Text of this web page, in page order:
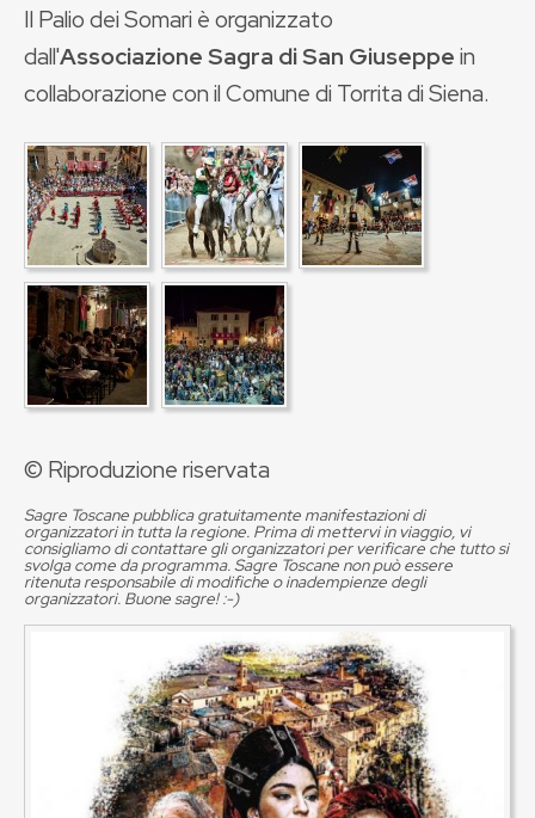
Il Palio dei Somari è organizzato
dall'Associazione Sagra di San Giuseppein
collaborazione con il Comune di Torrita di Siena.
© Riproduzione riservata
Sagre Toscane pubblica gratuitamente manifestazioni di
organizzatori in tutta la regione. Prima di mettervi in viaggio, vi
consigliamo di contattare gli organizzatori per verificare che tutto si
svolga come da programma. Sagre Toscane non può essere
ritenuta responsabile di modifiche o inadempienze degli
organizzatori. Buone sagre! :-)